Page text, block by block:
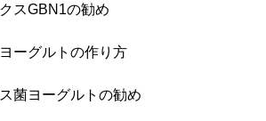
スGBN1の勧め
ーグルトの作り方
菌ヨーグルトの勧め